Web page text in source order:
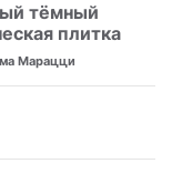
тёмный
плитка
Марацци